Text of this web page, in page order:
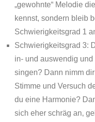
„gewohnte“ Melodie
kennst, sondern bleib
Schwierigkeitsgrad 1
Schwierigkeitsgrad 3:
in- und auswendig
singen? Dann nimm
Stimme und Versuch
du eine Harmonie?
sich eher schräg an,